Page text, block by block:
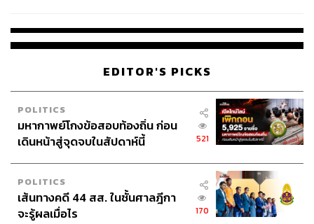
EDITOR'S PICKS
POLITICS
มหากาพย์โกงข้อสอบท้องถิ่น ก่อน
เดินหน้าสู่จุดจบในสัปดาห์นี้
521
POLITICS
เส้นทางคดี 44 สส. ในชั้นศาลฎีกา
จะรู้ผลเมื่อไร
170